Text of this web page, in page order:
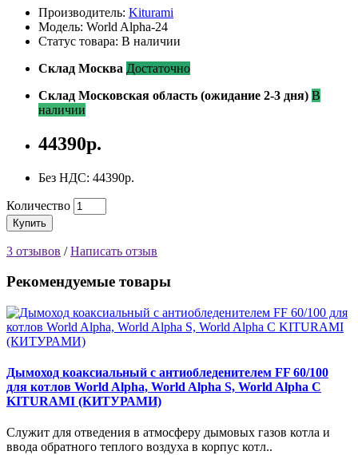
Производитель: Kiturami
Модель: World Alpha-24
Статус товара: В наличии
Склад Москва Достаточно
Склад Московская область (ожидание 2-3 дня) В
наличии
44390р.
Без НДС: 44390р.
Количество
Купить
3 отзывов /Написать отзыв
Рекомендуемые товары
Дымоход коаксиальный с антиобледенителем FF 60/100
для котлов World Alpha, World Alpha S, World Alpha C
KITURAMI (КИТУРАМИ)
Служит для отведения в атмосферу дымовых газов котла и
ввода обратного теплого воздуха в корпус котл..